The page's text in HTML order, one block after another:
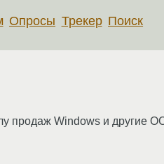
Опросы Трекер Поиск
продаж Windows и другие